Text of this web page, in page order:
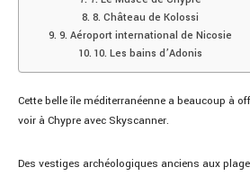
8. Château de Kolossi
9. Aéroport international de Nicosie
10. Les bains d’Adonis
Cette belle île méditerranéenne a beaucoup à
voir à Chypre avec Skyscanner.
Des vestiges archéologiques anciens aux